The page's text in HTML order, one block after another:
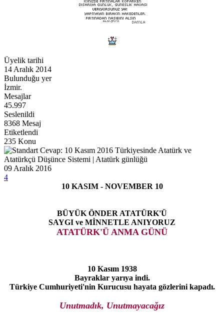
Üyelik tarihi
14 Aralık 2014
Bulunduğu yer
İzmir.
Mesajlar
45.997
Seslenildi
8368 Mesaj
Etiketlendi
235 Konu
Cevap: 10 Kasım 2016 Türkiyesinde Atatürk ve
Atatürkçü Düşünce Sistemi | Atatürk günlüğü
09 Aralık 2016
4
10 KASIM - NOVEMBER 10
BÜYÜK ÖNDER ATATÜRK'Ü
SAYGI ve MİNNETLE ANIYORUZ
ATATÜRK'Ü ANMA GÜNÜ
10 Kasım 1938
Bayraklar yarıya indi.
Türkiye Cumhuriyeti'nin Kurucusu hayata gözlerini kapadı.
Unutmadık, Unutmayacağız